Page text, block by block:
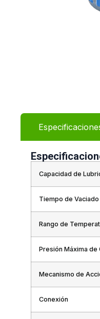
Capacidad de
Tiempo de Vaciado
Rango de
Presión Máxima de
Mecanismo de
Conexión